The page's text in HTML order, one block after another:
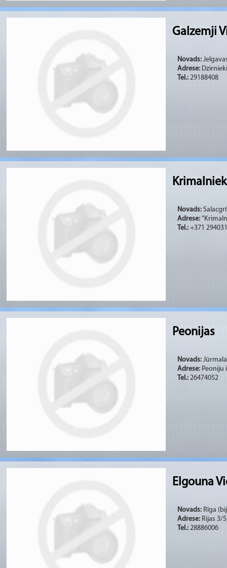
Galzemji
Novads:
Adrese: Dzirnieki
Tel.: 29188408
Novads:
Adrese:
Tel.: +371
Peonijas
Novads:
Adrese: Peoniju
Tel.: 26474052
Elgouna
Novads: Rīga
Adrese: Rijas 3/
Tel.: 28886006